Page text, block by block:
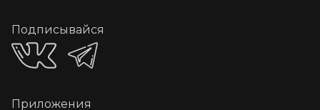
Подписывайся
Приложения